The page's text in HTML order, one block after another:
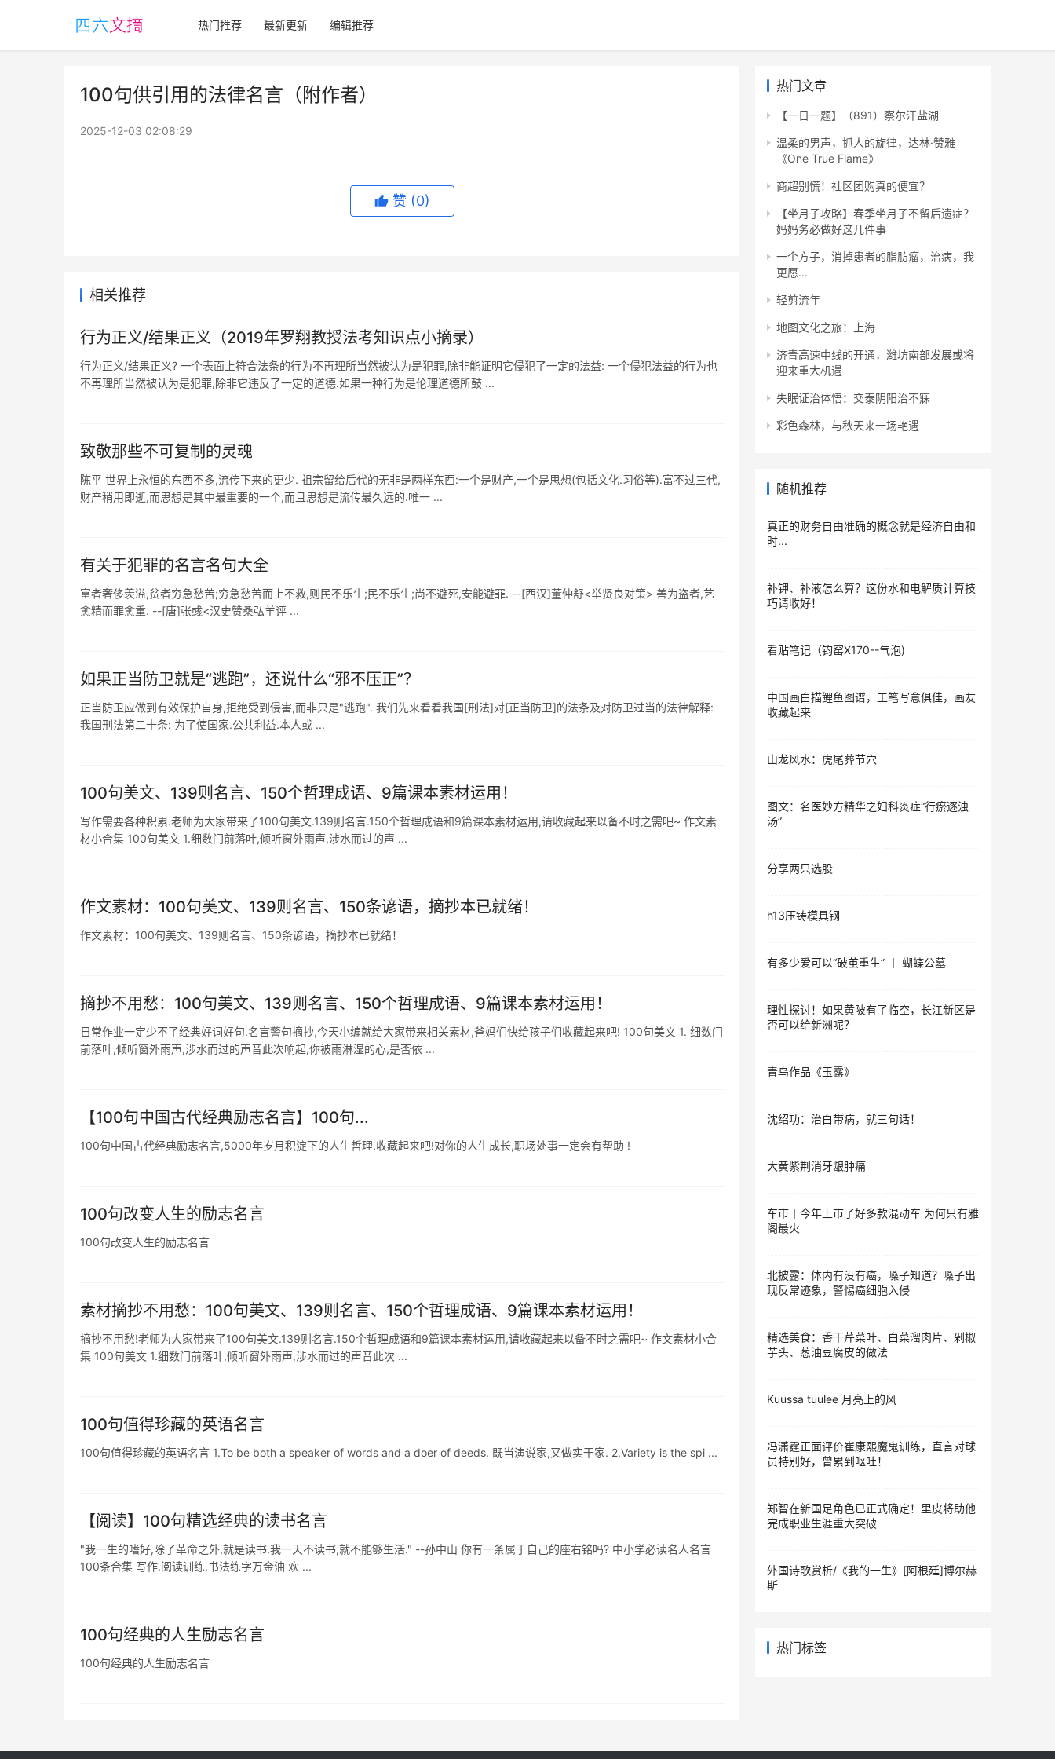
热门推荐 最新更新 编辑推荐
100句供引用的法律名言（附作者）
2025-12-03 02:08:29
赞 (0)
相关推荐
行为正义/结果正义（2019年罗翔教授法考知识点小摘录）
行为正义/结果正义? 一个表面上符合法条的行为不再理所当然被认为是犯罪,除非能证明它侵犯了一定的法益: 一个侵犯法益的行为也
不再理所当然被认为是犯罪,除非它违反了一定的道德.如果一种行为是伦理道德所鼓 ...
​致敬那些不可复制的灵魂
陈平 世界上永恒的东西不多,流传下来的更少. 祖宗留给后代的无非是两样东西:一个是财产,一个是思想(包括文化.习俗等).富不过三代,
财产稍用即逝,而思想是其中最重要的一个,而且思想是流传最久远的.唯一 ...
有关于犯罪的名言名句大全
富者奢侈羡溢,贫者穷急愁苦;穷急愁苦而上不救,则民不乐生;民不乐生;尚不避死,安能避罪. --[西汉]董仲舒<举贤良对策> 善为盗者,艺
愈精而罪愈重. --[唐]张彧<汉史赞桑弘羊评 ...
如果正当防卫就是“逃跑”，还说什么“邪不压正”？
正当防卫应做到有效保护自身,拒绝受到侵害,而非只是"逃跑". 我们先来看看我国[刑法]对[正当防卫]的法条及对防卫过当的法律解释:
我国刑法第二十条: 为了使国家.公共利益.本人或 ...
100句美文、139则名言、150个哲理成语、9篇课本素材运用！
写作需要各种积累.老师为大家带来了100句美文.139则名言.150个哲理成语和9篇课本素材运用,请收藏起来以备不时之需吧~ 作文素
材小合集 100句美文 1.细数门前落叶,倾听窗外雨声,涉水而过的声 ...
作文素材：100句美文、139则名言、150条谚语，摘抄本已就绪！
作文素材：100句美文、139则名言、150条谚语，摘抄本已就绪！
摘抄不用愁：100句美文、139则名言、150个哲理成语、9篇课本素材运用！
日常作业一定少不了经典好词好句.名言警句摘抄,今天小编就给大家带来相关素材,爸妈们快给孩子们收藏起来吧! 100句美文 1. 细数门
前落叶,倾听窗外雨声,涉水而过的声音此次响起,你被雨淋湿的心,是否依 ...
【100句中国古代经典励志名言】100句...
100句中国古代经典励志名言,5000年岁月积淀下的人生哲理.收藏起来吧!对你的人生成长,职场处事一定会有帮助 !
100句改变人生的励志名言
100句改变人生的励志名言
素材摘抄不用愁：100句美文、139则名言、150个哲理成语、9篇课本素材运用！
摘抄不用愁!老师为大家带来了100句美文.139则名言.150个哲理成语和9篇课本素材运用,请收藏起来以备不时之需吧~ 作文素材小合
集 100句美文 1.细数门前落叶,倾听窗外雨声,涉水而过的声音此次 ...
100句值得珍藏的英语名言
100句值得珍藏的英语名言 1.To be both a speaker of words and a doer of deeds. 既当演说家,又做实干家. 2.Variety is the spi ...
【阅读】100句精选经典的读书名言
"我一生的嗜好,除了革命之外,就是读书.我一天不读书,就不能够生活." --孙中山 你有一条属于自己的座右铭吗? 中小学必读名人名言
100条合集 写作.阅读训练.书法练字万金油 欢 ...
100句经典的人生励志名言
100句经典的人生励志名言
热门文章
【一日一题】（891）察尔汗盐湖
温柔的男声，抓人的旋律，达林·赞雅
《One True Flame》
商超别慌！社区团购真的便宜？
【坐月子攻略】春季坐月子不留后遗症？
妈妈务必做好这几件事
一个方子，消掉患者的脂肪瘤，治病，我
更愿...
轻剪流年
地图文化之旅：上海
济青高速中线的开通，潍坊南部发展或将
迎来重大机遇
失眠证治体悟：交泰阴阳治不寐
彩色森林，与秋天来一场艳遇
随机推荐
真正的财务自由准确的概念就是经济自由和
时...
补钾、补液怎么算？这份水和电解质计算技
巧请收好！
看贴笔记（钧窑X170--气泡)
中国画白描鲤鱼图谱，工笔写意俱佳，画友
收藏起来
山龙风水：虎尾葬节穴
图文：名医妙方精华之妇科炎症“行瘀逐浊
汤”
分享两只选股
h13压铸模具钢
有多少爱可以“破茧重生” 丨 蝴蝶公墓
理性探讨！如果黄陂有了临空，长江新区是
否可以给新洲呢？
青鸟作品《玉露》
沈绍功：治白带病，就三句话！
大黄紫荆消牙龈肿痛
车市丨今年上市了好多款混动车 为何只有雅
阁最火
北披露：体内有没有癌，嗓子知道？嗓子出
现反常迹象，警惕癌细胞入侵
精选美食：香干芹菜叶、白菜溜肉片、剁椒
芋头、葱油豆腐皮的做法
Kuussa tuulee 月亮上的风
冯潇霆正面评价崔康熙魔鬼训练，直言对球
员特别好，曾累到呕吐！
郑智在新国足角色已正式确定！里皮将助他
完成职业生涯重大突破
外国诗歌赏析/《我的一生》[阿根廷]博尔赫
斯
热门标签